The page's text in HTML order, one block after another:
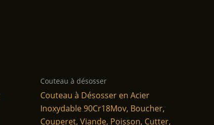
Couteau à désosser
Couteau à Désosser en Acier
Inoxydable 90Cr18Mov, Boucher,
Couperet, Viande, Poisson, Cutter,